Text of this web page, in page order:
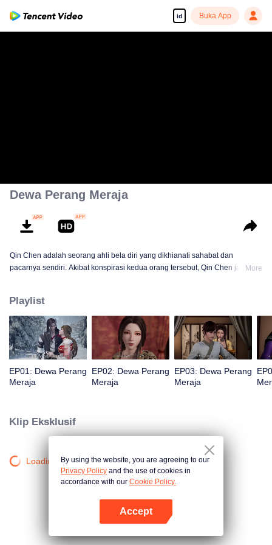
id Buka App
Dewa Perang Meraja
Qin Chen adalah seorang ahli bela diri yang dikhianati sahabat dan
pacarnya sendiri. Akibat konspirasi kedua orang tersebut, Qin Chen jatuh ke
kehidupan barunya dan melindungi semua yang ia cintai, Qin Chen mulai
berlatih seni bela diri lagi dengan gigih.
More
Playlist
EP01: Dewa Perang
Meraja
EP02: Dewa Perang
Meraja
EP03: Dewa Perang
Meraja
Klip Eksklusif
Loading…By using the website, you are agreeing to our
Privacy Policy and the use of cookies in
accordance with our Cookie Policy.
Accept